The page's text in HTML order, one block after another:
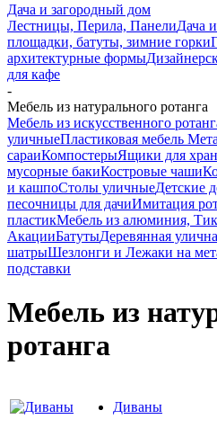
Дача и загородный дом
Лестницы, Перила, ПанелиДача
площадки, батуты, зимние горки
архитектурные формы
для кафе
-
Мебель из натурального ротанга
Мебель из искусственного
уличныеПластиковая мебель
сараиКомпостерыЯщики для
мусорные бакиКостровые чаши
и кашпоСтолы уличныеДетские
песочницы для дачиИмитация
пластикМебель из алюминия,
АкацииБатутыДеревянная
шатрыШезлонги и Лежаки на
подставки
Мебель из
ротанга
Диваны